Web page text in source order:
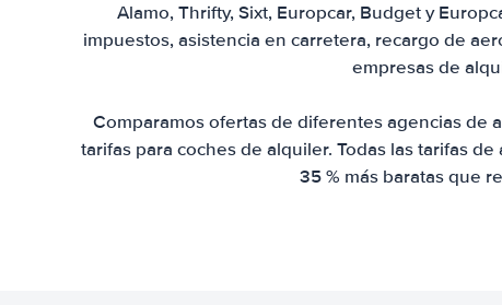
Alamo, Thrifty, Sixt, Europcar, Budget y
impuestos, asistencia en carretera, recargo de
empresas de
Comparamos ofertas de diferentes agencias de
tarifas para coches de alquiler. Todas las tarifas
35 % más baratas que